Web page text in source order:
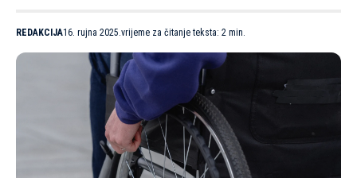
REDAKCIJA16. rujna 2025.vrijeme za čitanje teksta: 2 min.